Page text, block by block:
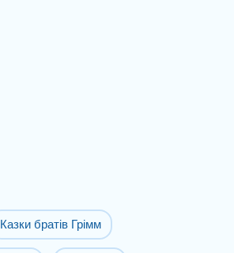
Казки братів Грімм